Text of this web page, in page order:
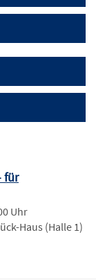
für
Uhr
Haus (Halle 1)